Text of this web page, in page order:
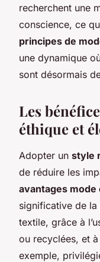
recherchent une
conscience, ce
principes de
une dynamique
sont désormais
Les
éthique et
Adopter un style
de réduire les
avantages mode
significative de
textile, grâce à
ou recyclées, et
exemple,